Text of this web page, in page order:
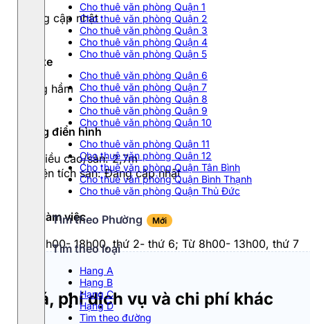
Cho thuê văn phòng Quận 1
Cho thuê văn phòng Quận 2
Cho thuê văn phòng Quận 3
Cho thuê văn phòng Quận 4
Cho thuê văn phòng Quận 5
Cho thuê văn phòng Quận 6
Cho thuê văn phòng Quận 7
Cho thuê văn phòng Quận 8
Cho thuê văn phòng Quận 9
Cho thuê văn phòng Quận 10
Cho thuê văn phòng Quận 11
Cho thuê văn phòng Quận 12
Cho thuê văn phòng Quận Tân Bình
Cho thuê văn phòng Quận Bình Thạnh
Cho thuê văn phòng Quận Thủ Đức
Tìm theo Phường Mới
Tìm theo loại
Hang A
Hạng B
Hạng C
Hạng D
Tìm theo đường
Đang cập nhật
Đỗ xe
Tầng hầm
Tầng điển hình
- Chiều cao/sàn: 2,7m
- Diện tích sàn: Đang cập nhật
Giờ làm việc
Từ 8h00- 18h00, thứ 2- thứ 6; Từ 8h00- 13h00, thứ 7
Giá, phí dịch vụ và chi phí khác